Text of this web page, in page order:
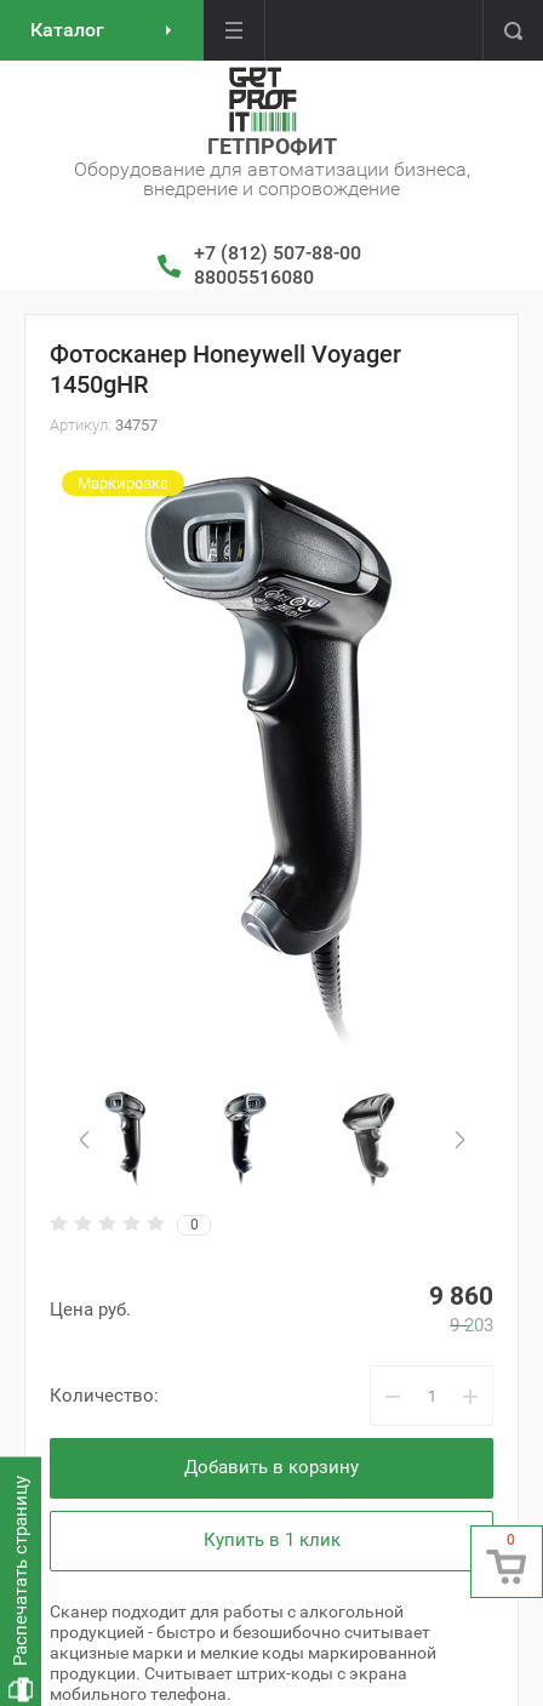
Каталог
0
ГЕТПРОФИТ
Оборудование для автоматизации бизнеса,
внедрение и сопровождение
+7 (812) 507-88-00
88005516080
Фотосканер Honeywell Voyager
1450gHR
Артикул: 34757
Маркировка
0
Цена руб. 9 860
9 203
Количество: − +
Добавить в корзину
Купить в 1 клик
Сканер подходит для работы с алкогольной
продукцией - быстро и безошибочно считывает
акцизные марки и мелкие коды маркированной
продукции. Считывает штрих-коды с экрана
мобильного телефона.
Распечатать страницу